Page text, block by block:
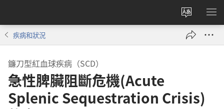
更
改
網
顯
疾病和狀況
鐮刀型紅血球疾病（SCD）
急性脾臟阻斷危機(Acute
Splenic Sequestration Crisis)